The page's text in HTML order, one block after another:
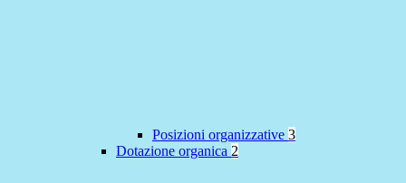
Posizioni organizzative 3
Dotazione organica 2